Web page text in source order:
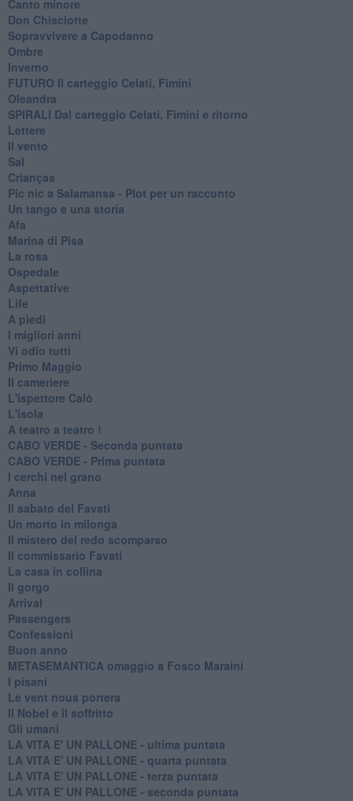
Canto minore
Don Chisciotte
Sopravvivere a Capodanno
Ombre
Inverno
FUTURO Il carteggio Celati, Fimini
Oleandra
SPIRALI Dal carteggio Celati, Fimini e ritorno
Lettere
Il vento
Sal
Crianças
Pic nic a Salamansa - Plot per un racconto
Un tango e una storia
Afa
Marina di Pisa
La rosa
Ospedale
Aspettative
Life
A piedi
I migliori anni
Vi odio tutti
Primo Maggio
Il cameriere
L'ispettore Calò
L'isola
A teatro a teatro !
CABO VERDE - Seconda puntata
CABO VERDE - Prima puntata
I cerchi nel grano
Anna
Il sabato del Favati
Un morto in milonga
Il mistero del redo scomparso
Il commissario Favati
La casa in collina
Il gorgo
Arrival
Passengers
Confessioni
Buon anno
METASEMANTICA omaggio a Fosco Maraini
I pisani
Le vent nous portera
Il Nobel e il soffritto
Gli umani
LA VITA E' UN PALLONE - ultima puntata
LA VITA E' UN PALLONE - quarta puntata
LA VITA E' UN PALLONE - terza puntata
LA VITA E' UN PALLONE - seconda puntata